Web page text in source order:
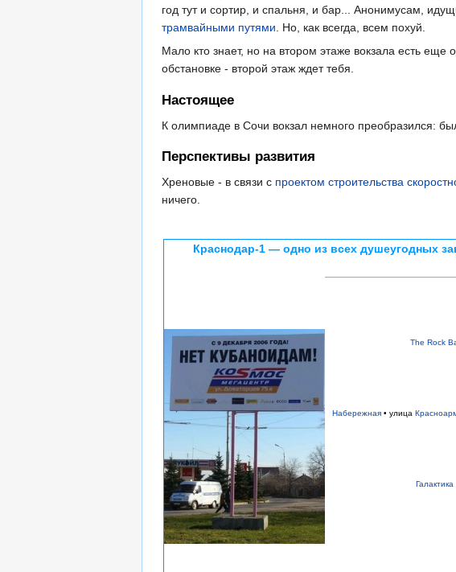
год тут и сортир, и спальня, и бар... Анонимусам,
трамвайными путями. Но, как всегда, всем похуй.
Мало кто знает, но на втором этаже вокзала есть
обстановке - второй этаж ждет тебя.
Настоящее
К олимпиаде в Сочи вокзал немного преобразился:
Перспективы развития
Хреновые - в связи с проектом строительства
ничего.
Краснодар-1 — одно из всех душеугодных
The Rock
Набережная • улица
Галактика